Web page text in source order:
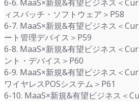
6-6. MaaS×新規&有望ビジネス＜
ィスパッチ・ソフトウェア＞P58
6-7. MaaS×新規&有望ビジネス＜
ート管理デバイス＞P59
6-8. MaaS×新規&有望ビジネス＜
ント・デバイス＞P60
6-9. MaaS×新規&有望ビジネス＜
ワイヤレスPOSシステム＞P61
6-10. MaaS×新規&有望ビジネス＜